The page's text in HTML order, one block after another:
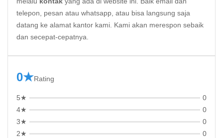
telepon, pesan atau whatsapp, atau bisa langsung saja
datang ke alamat kantor kami. Kami akan merespon sebaik
dan secepat-cepatnya.
0★Rating
5★
0
4★
0
3★
0
2★
0